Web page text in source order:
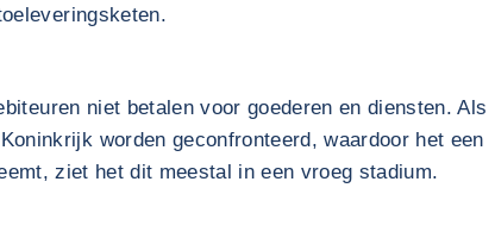
niet betalen voor goederen en diensten. Als
worden geconfronteerd, waardoor het een
ziet het dit meestal in een vroeg stadium.